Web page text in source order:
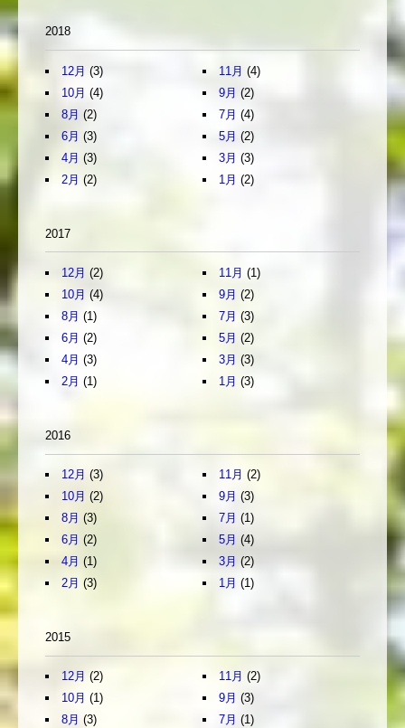
2018
12月 (3) 11月 (4)
10月 (4) 9月 (2)
8月 (2) 7月 (4)
6月 (3) 5月 (2)
4月 (3) 3月 (3)
2月 (2) 1月 (2)
2017
12月 (2) 11月 (1)
10月 (4) 9月 (2)
8月 (1) 7月 (3)
6月 (2) 5月 (2)
4月 (3) 3月 (3)
2月 (1) 1月 (3)
2016
12月 (3) 11月 (2)
10月 (2) 9月 (3)
8月 (3) 7月 (1)
6月 (2) 5月 (4)
4月 (1) 3月 (2)
2月 (3) 1月 (1)
2015
12月 (2) 11月 (2)
10月 (1) 9月 (3)
8月 (3) 7月 (1)